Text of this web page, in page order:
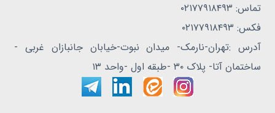
تماس: ۰۲۱۷۷۹۱۸۴۹۳
فکس: ۰۲۱۷۷۹۱۸۴۹۳
آدرس :تهران-نارمک- میدان نبوت-خیابان جانبازان غربی -
ساختمان آتا- پلاک ۳۰ -طبقه اول -واحد ۱۳